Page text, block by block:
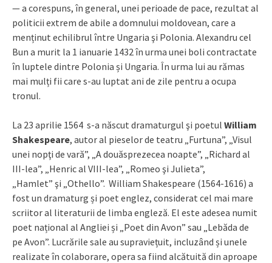
— a corespuns, în general, unei perioade de pace, rezultat al
politicii extrem de abile a domnului moldovean, care a
menținut echilibrul între Ungaria şi Polonia. Alexandru cel
Bun a murit la 1 ianuarie 1432 în urma unei boli contractate
în luptele dintre Polonia și Ungaria. În urma lui au rămas
mai mulți fii care s-au luptat ani de zile pentru a ocupa
tronul.
La 23 aprilie 1564 s-a născut dramaturgul şi poetul William
Shakespeare, autor al pieselor de teatru „Furtuna”, „Visul
unei nopţi de vară”, „A douăsprezecea noapte”, „Richard al
III-lea”, „Henric al VIII-lea”, „Romeo şi Julieta”,
„Hamlet” şi „Othello”. William Shakespeare (1564-1616) a
fost un dramaturg și poet englez, considerat cel mai mare
scriitor al literaturii de limba engleză. El este adesea numit
poet național al Angliei și „Poet din Avon” sau „Lebăda de
pe Avon”. Lucrările sale au supraviețuit, incluzând și unele
realizate în colaborare, opera sa fiind alcătuită din aproape